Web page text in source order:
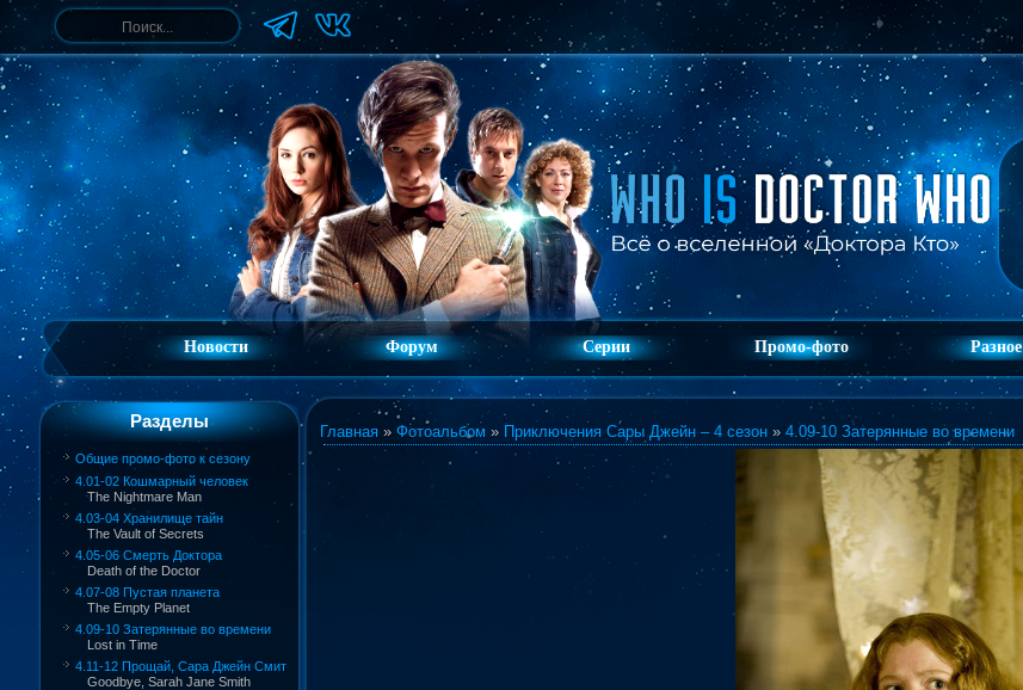
Новости Форум Серии Промо-фото Разное
Разделы
Общие промо-фото к сезону
4.01-02 Кошмарный человек
The Nightmare Man
4.03-04 Хранилище тайн
The Vault of Secrets
4.05-06 Смерть Доктора
Death of the Doctor
4.07-08 Пустая планета
The Empty Planet
4.09-10 Затерянные во времени
Lost in Time
4.11-12 Прощай, Сара Джейн Смит
Goodbye, Sarah Jane Smith
Главная » Фотоальбом » Приключения Сары Джейн – 4 сезон » 4.09-10 Затерянные во времени